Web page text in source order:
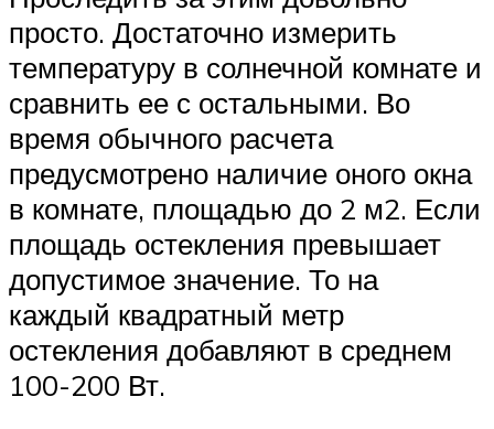
просто. Достаточно измерить
температуру в солнечной комнате и
сравнить ее с остальными. Во
время обычного расчета
предусмотрено наличие оного окна
в комнате, площадью до 2 м2. Если
площадь остекления превышает
допустимое значение. То на
каждый квадратный метр
остекления добавляют в среднем
100-200 Вт.